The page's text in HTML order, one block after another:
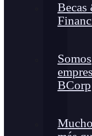
Becas
Somos
BCorp
Mucho